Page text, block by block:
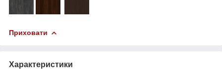
Приховати
Характеристики